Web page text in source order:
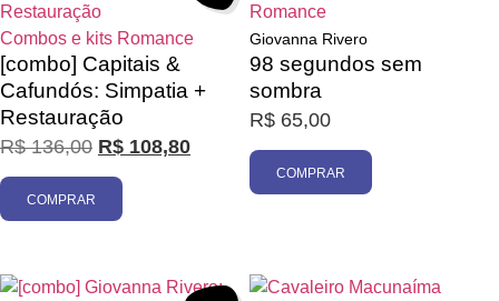
Combos e kits Romance
[combo] Capitais &
Cafundós: Simpatia +
Restauração
R$136,00 R$ 108,80
COMPRAR
Romance
Giovanna Rivero
98 segundos sem
sombra
R$ 65,00
COMPRAR